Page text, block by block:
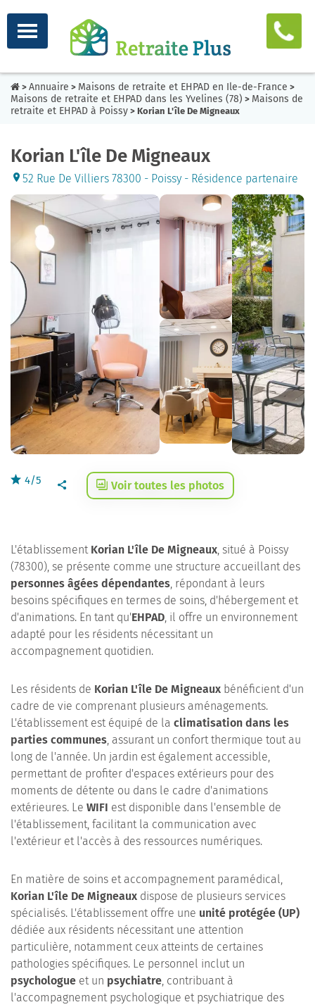
> Annuaire > Maisons de retraite et EHPAD en Ile-de-France >
Maisons de retraite et EHPAD dans les Yvelines (78) > Maisons de
retraite et EHPAD à Poissy > Korian L'île De Migneaux
Korian L'île De Migneaux
52 Rue De Villiers 78300 - Poissy - Résidence partenaire
4/5 Voir toutes les photos
L'établissement Korian L'île De Migneaux, situé à Poissy
(78300), se présente comme une structure accueillant des
personnes âgées dépendantes, répondant à leurs
besoins spécifiques en termes de soins, d'hébergement et
d'animations. En tant qu'EHPAD, il offre un environnement
adapté pour les résidents nécessitant un
accompagnement quotidien.
Les résidents de Korian L'île De Migneaux bénéficient d'un
cadre de vie comprenant plusieurs aménagements.
L'établissement est équipé de la climatisation dans les
parties communes, assurant un confort thermique tout au
long de l'année. Un jardin est également accessible,
permettant de profiter d'espaces extérieurs pour des
moments de détente ou dans le cadre d'animations
extérieures. Le WIFI est disponible dans l'ensemble de
l'établissement, facilitant la communication avec
l'extérieur et l'accès à des ressources numériques.
En matière de soins et accompagnement paramédical,
Korian L'île De Migneaux dispose de plusieurs services
spécialisés. L'établissement offre une unité protégée (UP)
dédiée aux résidents nécessitant une attention
particulière, notamment ceux atteints de certaines
pathologies spécifiques. Le personnel inclut un
psychologue et un psychiatre, contribuant à
l'accompagnement psychologique et psychiatrique des